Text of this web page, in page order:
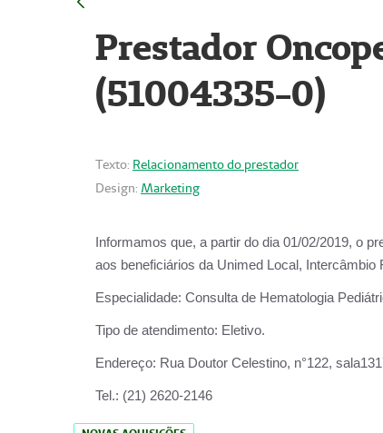
Prestador
(51004335-0)
Texto: Relacionamento do prestador
Design: Marketing
Informamos que, a partir do dia 01/02/2019, o
aos beneficiários da Unimed Local, Intercâmbio
Especialidade: Consulta de Hematologia
Tipo de atendimento: Eletivo.
Endereço: Rua Doutor Celestino, n°122,
Tel.: (21) 2620-2146